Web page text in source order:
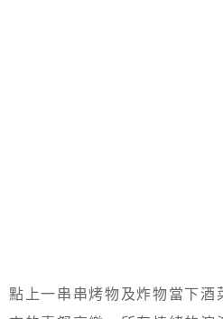
點上一串串烤物及炸物當下酒